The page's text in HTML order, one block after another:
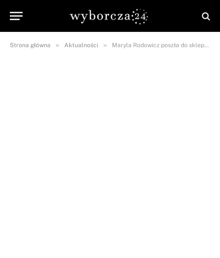
Strona główna » Aktualności » Maryla Rodowicz poszła do sklepu spożywczego po jedną rzecz. Wydała 1254 zł!